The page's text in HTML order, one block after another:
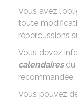
Vous avez
toute
répercussions
Vous devez
calendairesdu
recommandée.
Vous pouvez